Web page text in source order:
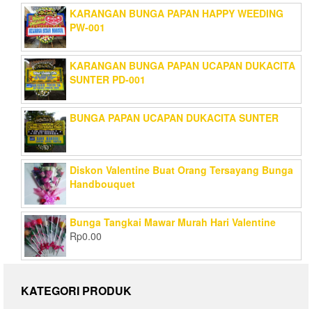
KARANGAN BUNGA PAPAN HAPPY WEEDING
PW-001
KARANGAN BUNGA PAPAN UCAPAN DUKACITA
SUNTER PD-001
BUNGA PAPAN UCAPAN DUKACITA SUNTER
Diskon Valentine Buat Orang Tersayang Bunga
Handbouquet
Bunga Tangkai Mawar Murah Hari Valentine
Rp0.00
KATEGORI PRODUK